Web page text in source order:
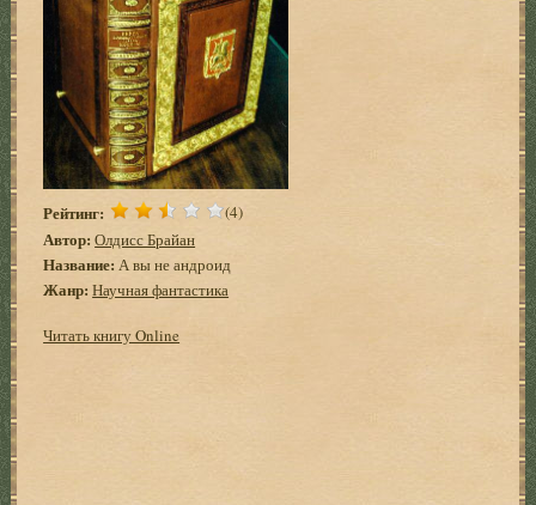
Рейтинг: (4)
Автор: Олдисс Брайан
Название: А вы не андроид
Жанр: Научная фантастика
Читать книгу Online